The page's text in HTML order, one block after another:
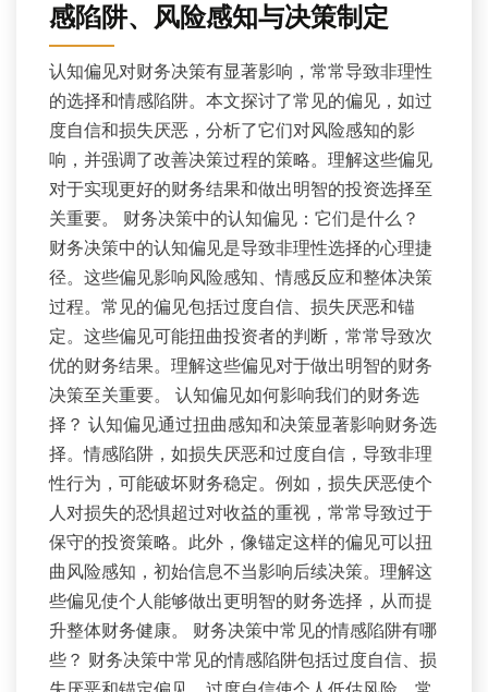
感陷阱、风险感知与决策制定
认知偏见对财务决策有显著影响，常常导致非理性
的选择和情感陷阱。本文探讨了常见的偏见，如过
度自信和损失厌恶，分析了它们对风险感知的影
响，并强调了改善决策过程的策略。理解这些偏见
对于实现更好的财务结果和做出明智的投资选择至
关重要。 财务决策中的认知偏见：它们是什么？
财务决策中的认知偏见是导致非理性选择的心理捷
径。这些偏见影响风险感知、情感反应和整体决策
过程。常见的偏见包括过度自信、损失厌恶和锚
定。这些偏见可能扭曲投资者的判断，常常导致次
优的财务结果。理解这些偏见对于做出明智的财务
决策至关重要。 认知偏见如何影响我们的财务选
择？ 认知偏见通过扭曲感知和决策显著影响财务选
择。情感陷阱，如损失厌恶和过度自信，导致非理
性行为，可能破坏财务稳定。例如，损失厌恶使个
人对损失的恐惧超过对收益的重视，常常导致过于
保守的投资策略。此外，像锚定这样的偏见可以扭
曲风险感知，初始信息不当影响后续决策。理解这
些偏见使个人能够做出更明智的财务选择，从而提
升整体财务健康。 财务决策中常见的情感陷阱有哪
些？ 财务决策中常见的情感陷阱包括过度自信、损